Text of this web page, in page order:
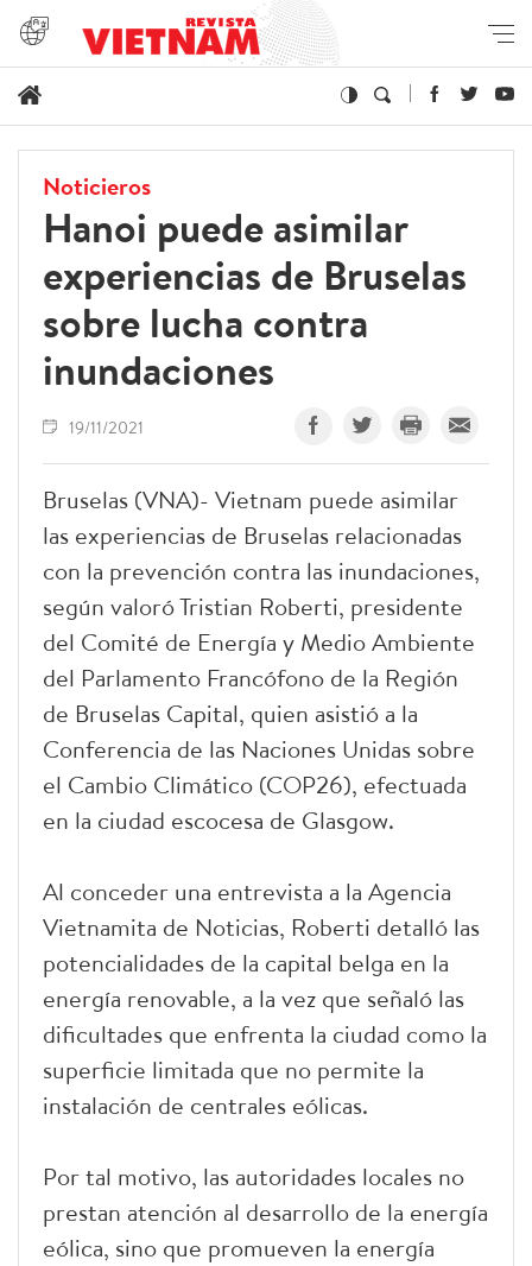
Noticieros
Hanoi puede asimilar
experiencias de Bruselas
sobre lucha contra
inundaciones
19/11/2021
Bruselas (VNA)- Vietnam puede asimilar
las experiencias de Bruselas relacionadas
con la prevención contra las inundaciones,
según valoró Tristian Roberti, presidente
del Comité de Energía y Medio Ambiente
del Parlamento Francófono de la Región
de Bruselas Capital, quien asistió a la
Conferencia de las Naciones Unidas sobre
el Cambio Climático (COP26), efectuada
en la ciudad escocesa de Glasgow.
Al conceder una entrevista a la Agencia
Vietnamita de Noticias, Roberti detalló las
potencialidades de la capital belga en la
energía renovable, a la vez que señaló las
dificultades que enfrenta la ciudad como la
superficie limitada que no permite la
instalación de centrales eólicas.
Por tal motivo, las autoridades locales no
prestan atención al desarrollo de la energía
eólica, sino que promueven la energía